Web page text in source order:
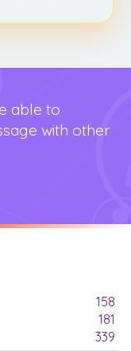
able to
with other
158
181
339